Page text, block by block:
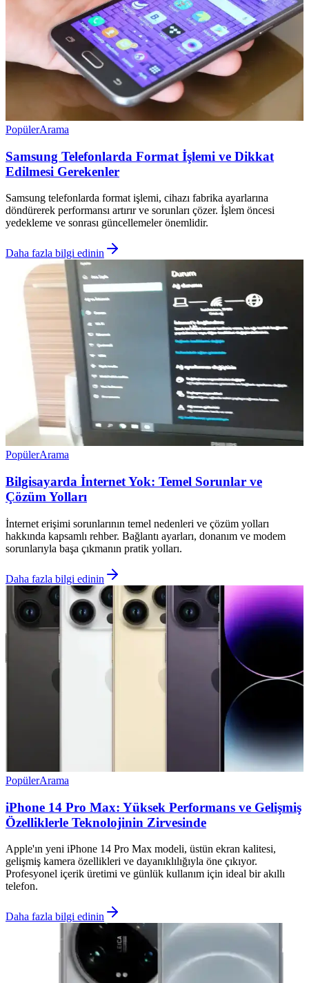
PopülerArama
Samsung Telefonlarda Format İşlemi ve Dikkat
Edilmesi Gerekenler
Samsung telefonlarda format işlemi, cihazı fabrika ayarlarına
döndürerek performansı artırır ve sorunları çözer. İşlem öncesi
yedekleme ve sonrası güncellemeler önemlidir.
Daha fazla bilgi edinin
PopülerArama
Bilgisayarda İnternet Yok: Temel Sorunlar ve
Çözüm Yolları
İnternet erişimi sorunlarının temel nedenleri ve çözüm yolları
hakkında kapsamlı rehber. Bağlantı ayarları, donanım ve modem
sorunlarıyla başa çıkmanın pratik yolları.
Daha fazla bilgi edinin
PopülerArama
iPhone 14 Pro Max: Yüksek Performans ve Gelişmiş
Özelliklerle Teknolojinin Zirvesinde
Apple'ın yeni iPhone 14 Pro Max modeli, üstün ekran kalitesi,
gelişmiş kamera özellikleri ve dayanıklılığıyla öne çıkıyor.
Profesyonel içerik üretimi ve günlük kullanım için ideal bir akıllı
telefon.
Daha fazla bilgi edinin